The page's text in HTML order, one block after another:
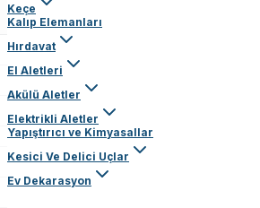
Keçe
Kalıp Elemanları
Hırdavat
El Aletleri
Akülü Aletler
Elektrikli Aletler
Yapıştırıcı ve Kimyasallar
Kesici Ve Delici Uçlar
Ev Dekarasyon